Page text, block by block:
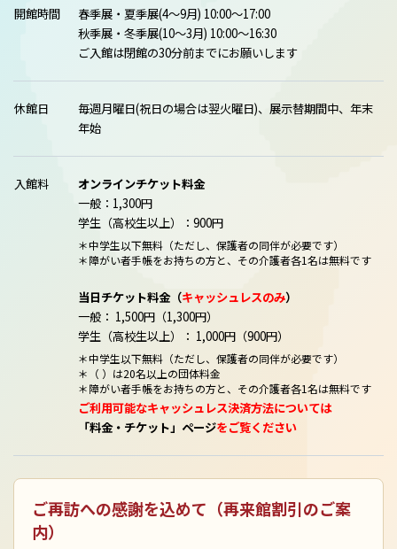
ま玉子》等を制作し注目を集めた。その新たな写実表現は、
同時期のスーパーリアリズムとも呼応するものとして高く評
価された。茨城大学、山野美容芸術短期大学教授を歴任。
協力：名古屋画廊 ★2026年の展覧会スケジュールにつきま
しては、こちら をご確認くださいませ★
開館時間
春季展・夏季展(4～9月) 10:00～17:00
秋季展・冬季展(10～3月) 10:00～16:30
ご入館は閉館の30分前までにお願いします
休館日
毎週月曜日(祝日の場合は翌火曜日)、展示替期間中、年末
年始
入館料
オンラインチケット料金
一般：1,300円
学生（高校生以上）：900円
＊中学生以下無料（ただし、保護者の同伴が必要です）
＊障がい者手帳をお持ちの方と、その介護者各1名は無料です
当日チケット料金（キャッシュレスのみ）
一般： 1,500円（1,300円）
学生（高校生以上）： 1,000円（900円）
＊中学生以下無料（ただし、保護者の同伴が必要です）
＊（ ）は20名以上の団体料金
＊障がい者手帳をお持ちの方と、その介護者各1名は無料です
ご利用可能なキャッシュレス決済方法については
「料金・チケット」ページをご覧ください
ご再訪への感謝を込めて（再来館割引のご案
内）